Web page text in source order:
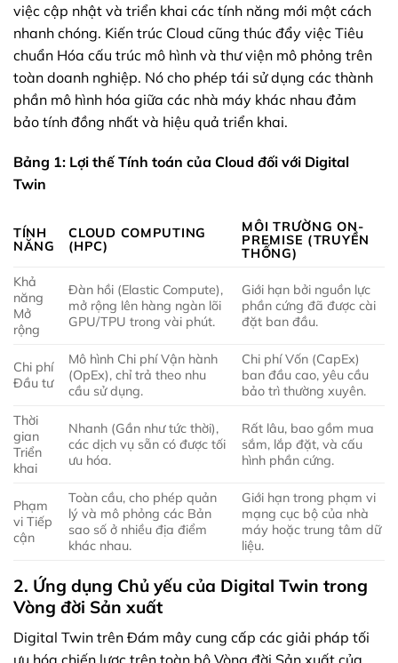
việc cập nhật và triển khai các tính năng mới một cách
nhanh chóng. Kiến trúc Cloud cũng thúc đẩy việc Tiêu
chuẩn Hóa cấu trúc mô hình và thư viện mô phỏng trên
toàn doanh nghiệp. Nó cho phép tái sử dụng các thành
phần mô hình hóa giữa các nhà máy khác nhau đảm
bảo tính đồng nhất và hiệu quả triển khai.
Bảng 1: Lợi thế Tính toán của Cloud đối với Digital
Twin
TÍNH
NĂNG
CLOUD COMPUTING
(HPC)
MÔI TRƯỜNG ON-
PREMISE (TRUYỀN
THỐNG)
Khả
năng
Mở
rộng
Đàn hồi (Elastic Compute),
mở rộng lên hàng ngàn lõi
GPU/TPU trong vài phút.
Giới hạn bởi nguồn lực
phần cứng đã được cài
đặt ban đầu.
Chi phí
Đầu tư
Mô hình Chi phí Vận hành
(OpEx), chỉ trả theo nhu
cầu sử dụng.
Chi phí Vốn (CapEx)
ban đầu cao, yêu cầu
bảo trì thường xuyên.
Thời
gian
Triển
khai
Nhanh (Gần như tức thời),
các dịch vụ sẵn có được tối
ưu hóa.
Rất lâu, bao gồm mua
sắm, lắp đặt, và cấu
hình phần cứng.
Phạm
vi Tiếp
cận
Toàn cầu, cho phép quản
lý và mô phỏng các Bản
sao số ở nhiều địa điểm
khác nhau.
Giới hạn trong phạm vi
mạng cục bộ của nhà
máy hoặc trung tâm dữ
liệu.
2. Ứng dụng Chủ yếu của Digital Twin trong
Vòng đời Sản xuất
Digital Twin trên Đám mây cung cấp các giải pháp tối
ưu hóa chiến lược trên toàn bộ Vòng đời Sản xuất của